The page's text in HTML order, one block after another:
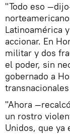
"Todo eso
Latinoamérica
accionar. En
militar y dos
el poder, sin
gobernado a
"Ahora
un rostro
Unidos, que ya